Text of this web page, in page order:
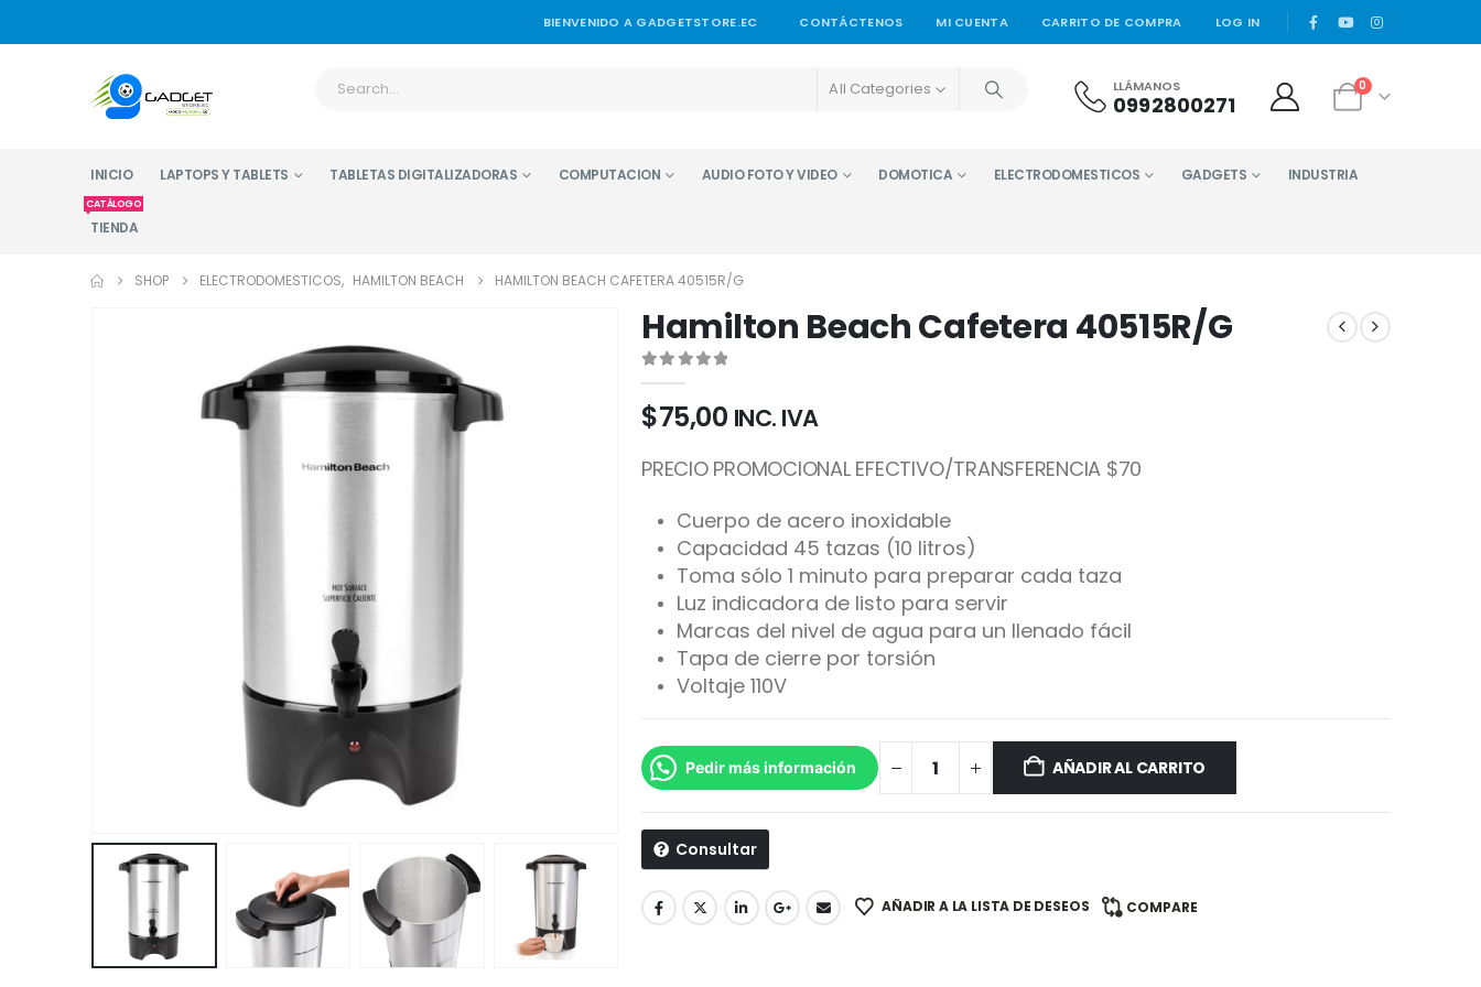
BIENVENIDO A GADGETSTORE.EC CONTÁCTENOS MI CUENTA CARRITO DE COMPRA LOG IN |
All Categories LLÁMANOS
0992800271
0
INICIO LAPTOPS Y TABLETS TABLETAS DIGITALIZADORAS COMPUTACION AUDIO FOTO Y VIDEO DOMOTICA ELECTRODOMESTICOS GADGETS INDUSTRIA
TIENDA
CATÁLOGO
SHOP ELECTRODOMESTICOS, HAMILTON BEACH HAMILTON BEACH CAFETERA 40515R/G
Hamilton Beach Cafetera 40515R/G
0out of 5
$75,00 INC. IVA
PRECIO PROMOCIONAL EFECTIVO/TRANSFERENCIA $70
Cuerpo de acero inoxidable
Capacidad 45 tazas (10 litros)
Toma sólo 1 minuto para preparar cada taza
Luz indicadora de listo para servir
Marcas del nivel de agua para un llenado fácil
Tapa de cierre por torsión
Voltaje 110V
Pedir más información AÑADIR AL CARRITO
Consultar
AÑADIR A LA LISTA DE DESEOS COMPARE